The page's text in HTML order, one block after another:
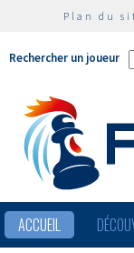
Plan du
Rechercher un joueur
ACCUEIL